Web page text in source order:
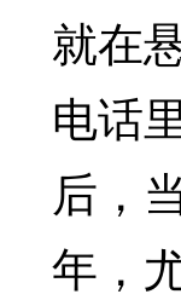
就在
电话
后，
年，